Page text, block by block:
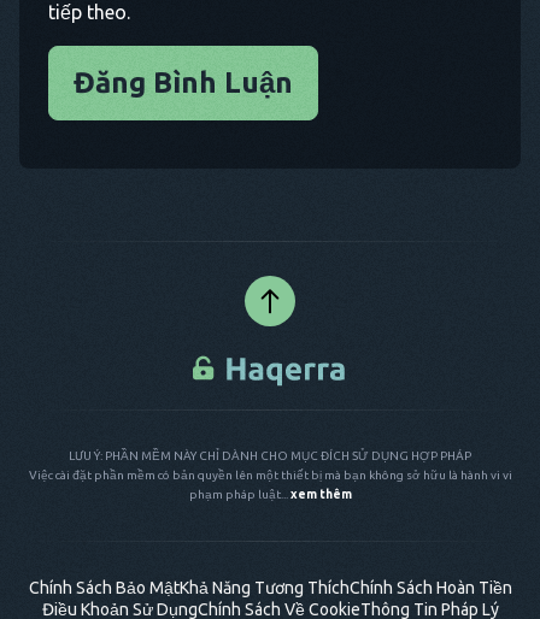
tiếp theo.
Đăng Bình Luận
LƯU Ý: PHẦN MỀM NÀY CHỈ DÀNH CHO MỤC ĐÍCH SỬ DỤNG HỢP PHÁP
Việc cài đặt phần mềm có bản quyền lên một thiết bị mà bạn không sở hữu là hành vi vi
phạm pháp luật...
xem thêm
Chính Sách Bảo MậtKhả Năng Tương ThíchChính Sách Hoàn Tiền
Điều Khoản Sử DụngChính Sách Về CookieThông Tin Pháp Lý